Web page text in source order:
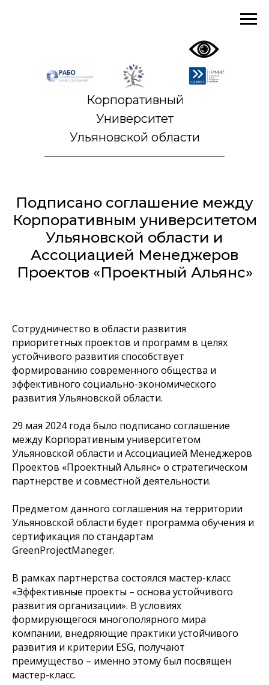
Корпоративный
Университет
Ульяновской области
Подписано соглашение между
Корпоративным университетом
Ульяновской области и
Ассоциацией Менеджеров
Проектов «Проектный Альянс»
Сотрудничество в области развития
приоритетных проектов и программ в целях
устойчивого развития способствует
формированию современного общества и
эффективного социально-экономического
развития Ульяновской области.
29 мая 2024 года было подписано соглашение
между Корпоративным университетом
Ульяновской области и Ассоциацией Менеджеров
Проектов «Проектный Альянс» о стратегическом
партнерстве и совместной деятельности.
Предметом данного соглашения на территории
Ульяновской области будет программа обучения и
сертификация по стандартам
GreenProjectManeger.
В рамках партнерства состоялся мастер-класс
«Эффективные проекты – основа устойчивого
развития организации». В условиях
формирующегося многополярного мира
компании, внедряющие практики устойчивого
развития и критерии ESG, получают
преимущество – именно этому был посвящен
мастер-класс.